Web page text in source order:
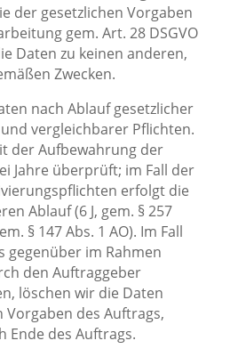
der gesetzlichen Vorgaben
gem. Art. 28 DSGVO
Daten zu keinen anderen,
Zwecken.
nach Ablauf gesetzlicher
vergleichbarer Pflichten.
der Aufbewahrung der
Jahre überprüft; im Fall der
erfolgt die
Ablauf (6 J, gem. § 257
§ 147 Abs. 1 AO). Im Fall
gegenüber im Rahmen
den Auftraggeber
löschen wir die Daten
des Auftrags,
Ende des Auftrags.